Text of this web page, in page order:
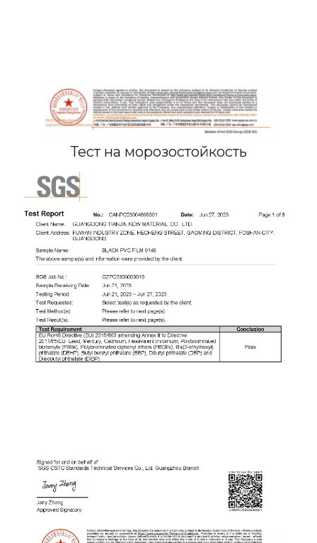
Тест на морозостойкость